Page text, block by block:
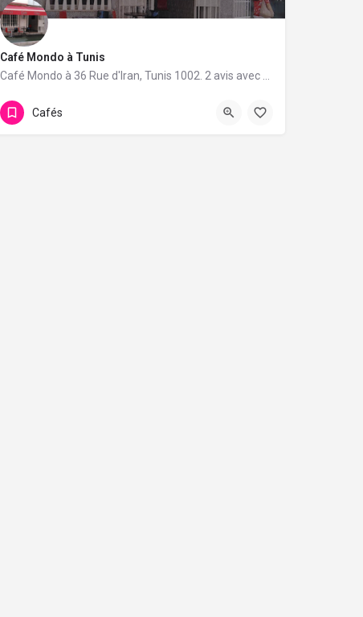
Café Mondo à Tunis
Café Mondo à 36 Rue d'Iran, Tunis 1002. 2 avis avec une note de 5/5.
Cafés